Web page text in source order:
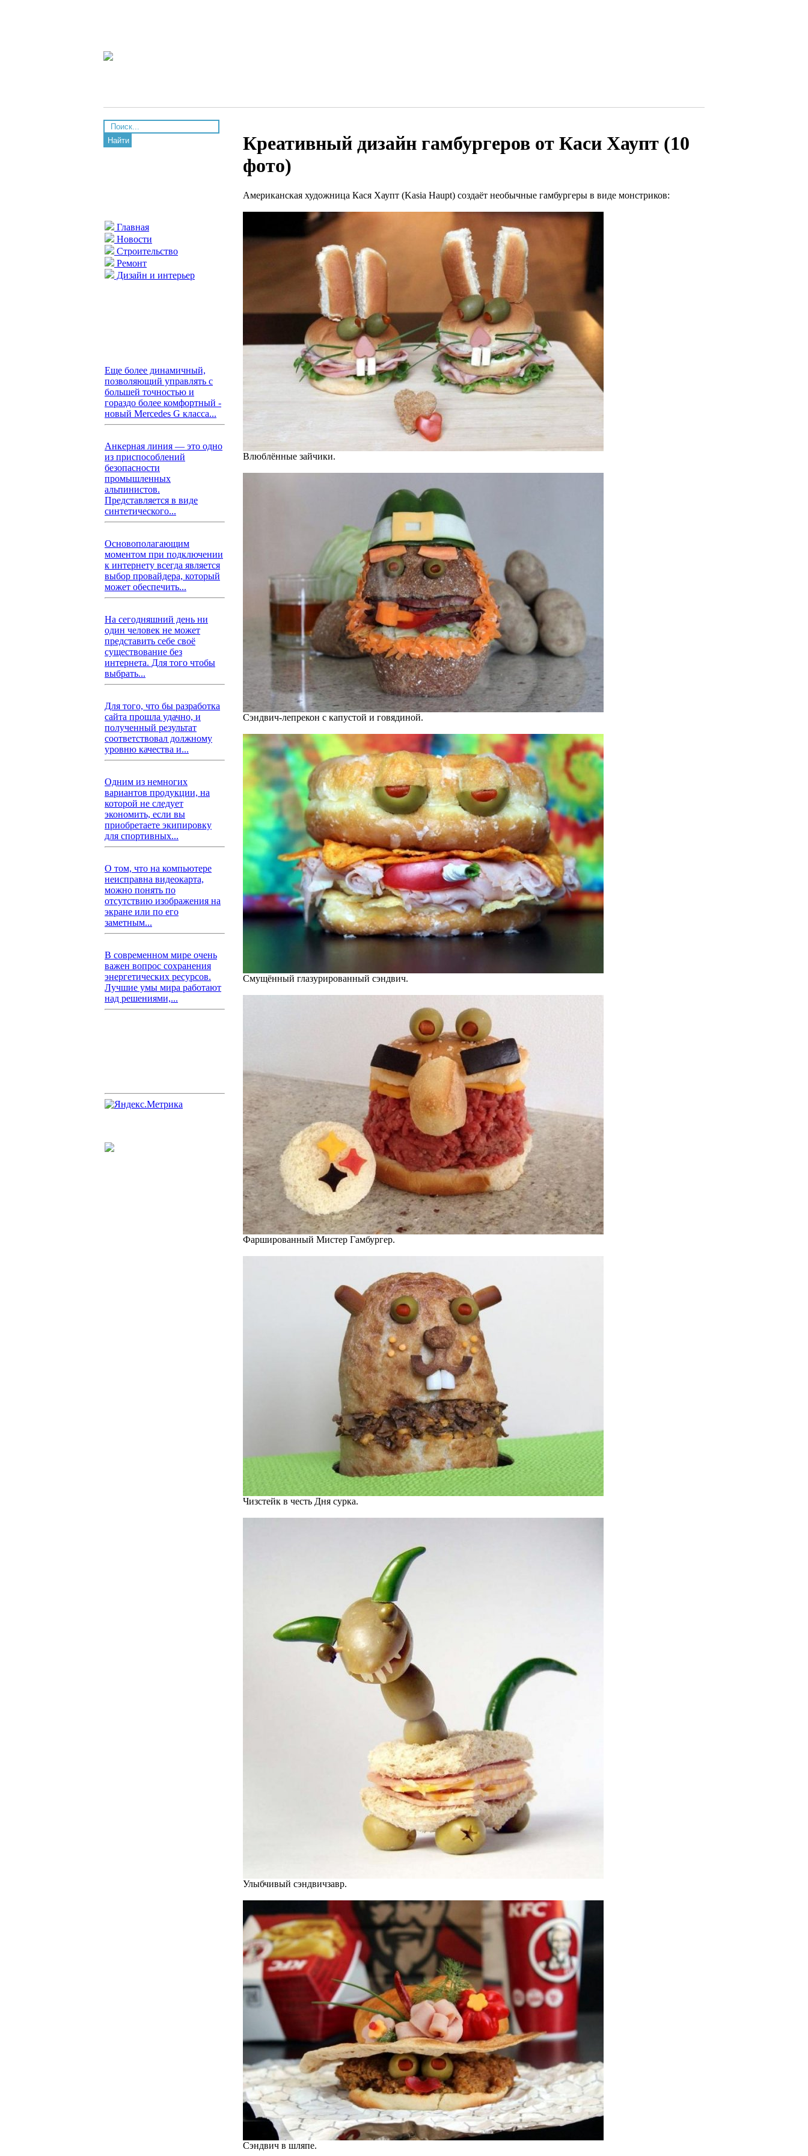
Найти
Главная
Новости
Строительство
Ремонт
Дизайн и интерьер
Еще более динамичный,
позволяющий управлять с
большей точностью и
гораздо более комфортный -
новый Mercedes G класса...
Анкерная линия — это одно
из приспособлений
безопасности
промышленных
альпинистов.
Представляется в виде
синтетического...
Основополагающим
моментом при подключении
к интернету всегда является
выбор провайдера, который
может обеспечить...
На сегодняшний день ни
один человек не может
представить себе своё
существование без
интернета. Для того чтобы
выбрать...
Для того, что бы разработка
сайта прошла удачно, и
полученный результат
соответствовал должному
уровню качества и...
Одним из немногих
вариантов продукции, на
которой не следует
экономить, если вы
приобретаете экипировку
для спортивных...
О том, что на компьютере
неисправна видеокарта,
можно понять по
отсутствию изображения на
экране или по его
заметным...
В современном мире очень
важен вопрос сохранения
энергетических ресурсов.
Лучшие умы мира работают
над решениями,...
Креативный дизайн гамбургеров от Каси Хаупт (10
фото)
Американская художница Кася Хаупт (Kasia Haupt) создаёт необычные гамбургеры в виде монстриков:
Влюблённые зайчики.
Сэндвич-лепрекон с капустой и говядиной.
Смущённый глазурированный сэндвич.
Фаршированный Мистер Гамбургер.
Чизстейк в честь Дня сурка.
Улыбчивый сэндвичзавр.
Сэндвич в шляпе.